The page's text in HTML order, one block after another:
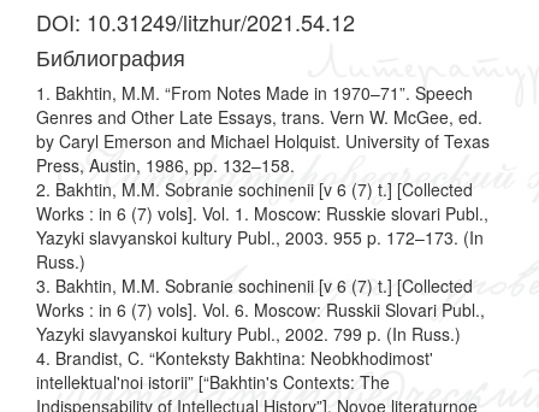
DOI: 10.31249/litzhur/2021.54.12
Библиография
1. Bakhtin, M.M. “From Notes Made in 1970–71”. Speech
Genres and Other Late Essays, trans. Vern W. McGee, ed.
by Caryl Emerson and Michael Holquist. University of Texas
Press, Austin, 1986, pp. 132–158.
2. Bakhtin, M.M. Sobranie sochinenii [v 6 (7) t.] [Collected
Works : in 6 (7) vols]. Vol. 1. Moscow: Russkie slovari Publ.,
Yazyki slavyanskoi kultury Publ., 2003. 955 p. 172–173. (In
Russ.)
3. Bakhtin, M.M. Sobranie sochinenii [v 6 (7) t.] [Collected
Works : in 6 (7) vols]. Vol. 6. Moscow: Russkii Slovari Publ.,
Yazyki slavyanskoi kultury Publ., 2002. 799 p. (In Russ.)
4. Brandist, C. “Konteksty Bakhtina: Neobkhodimost'
intellektual'noi istorii” [“Bakhtin's Contexts: The
Indispensability of Intellectual History”]. Novoe literaturnoe